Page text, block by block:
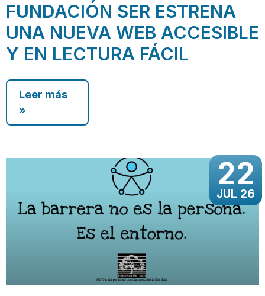
FUNDACIÓN SER ESTRENA
UNA NUEVA WEB ACCESIBLE
Y EN LECTURA FÁCIL
Leer más
»
22
JUL 26